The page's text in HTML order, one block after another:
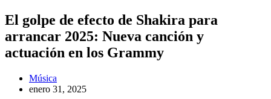
El golpe de efecto de Shakira para
arrancar 2025: Nueva canción y
actuación en los Grammy
Música
enero 31, 2025